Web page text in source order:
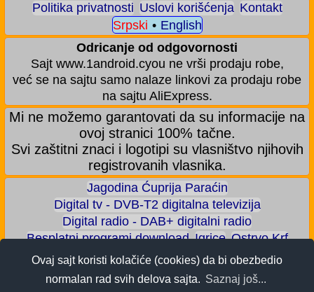
Ovaj sajt koristi kolačiće (cookies) da bi obezbedio
normalan rad svih delova sajta. Saznaj još...
Politika privatnosti Uslovi korišćenja Kontakt
Srpski • English
Odricanje od odgovornosti
Sajt www.1android.cyou ne vrši prodaju robe,
već se na sajtu samo nalaze linkovi za prodaju robe
na sajtu AliExpress.
Mi ne možemo garantovati da su informacije na
ovoj stranici 100% tačne.
Svi zaštitni znaci i logotipi su vlasništvo njihovih
registrovanih vlasnika.
Jagodina Ćuprija Paraćin
Digital tv - DVB-T2 digitalna televizija
Digital radio - DAB+ digitalni radio
Besplatni programi download Igrice Ostrvo Krf
Akva park - Jagodina Zoološki vrt - Jagodina
Zaradite BITCOIN
Android igrice
Android aplikacije
Android telefoni